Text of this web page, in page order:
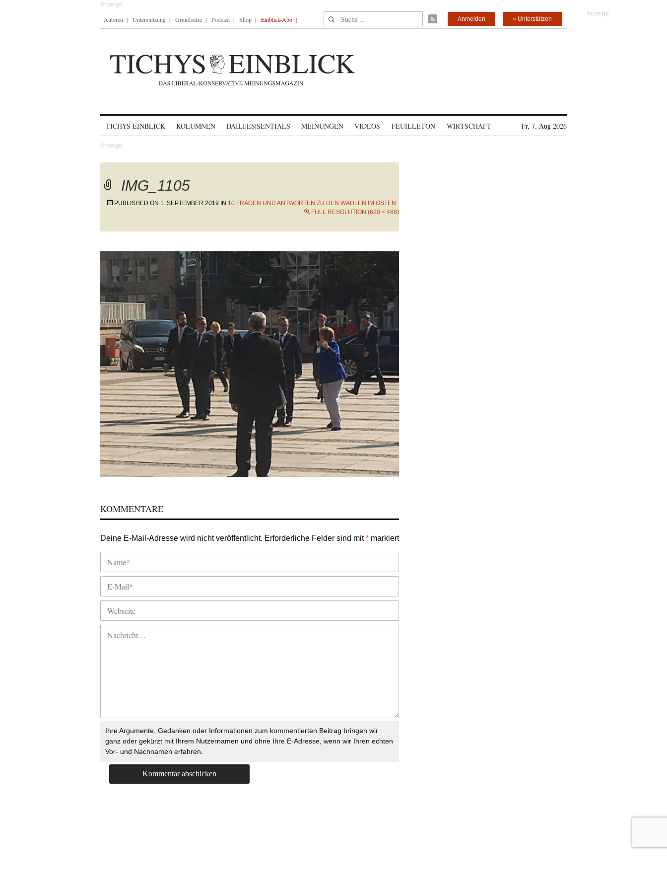
Autoren Unterstützung Grundsätze Podcast Shop Einblick-Abo Suche nach: » Unterstützen
Anmelden
TICHYS EINBLICK KOLUMNEN DAILI|ES|SENTIALS MEINUNGEN VIDEOS FEUILLETON WIRTSCHAFT Fr, 7. Aug 2026
IMG_1105
PUBLISHED ON 1. SEPTEMBER 2019 IN 10 FRAGEN UND ANTWORTEN ZU DEN WAHLEN IM OSTEN
FULL RESOLUTION (620 × 468)
←Previous Next →
KOMMENTARE
Deine E-Mail-Adresse wird nicht veröffentlicht. Erforderliche Felder sind mit* markiert
Ihre Argumente, Gedanken oder Informationen zum kommentierten Beitrag bringen wir
ganz oder gekürzt mit Ihrem Nutzernamen und ohne Ihre E-Adresse, wenn wir Ihren echten
Vor- und Nachnamen erfahren.